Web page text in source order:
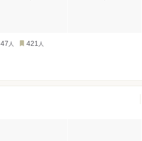
47 人 421 人